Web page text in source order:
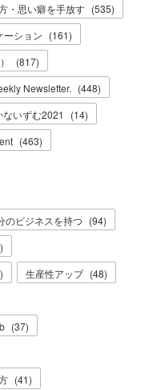
・思い癖を手放す (535)
ーション (161)
(817)
Newsletter. (448)
ないずむ2021 (14)
(463)
のビジネスを持つ (94)
)
) 生産性アップ (48)
(37)
(41)